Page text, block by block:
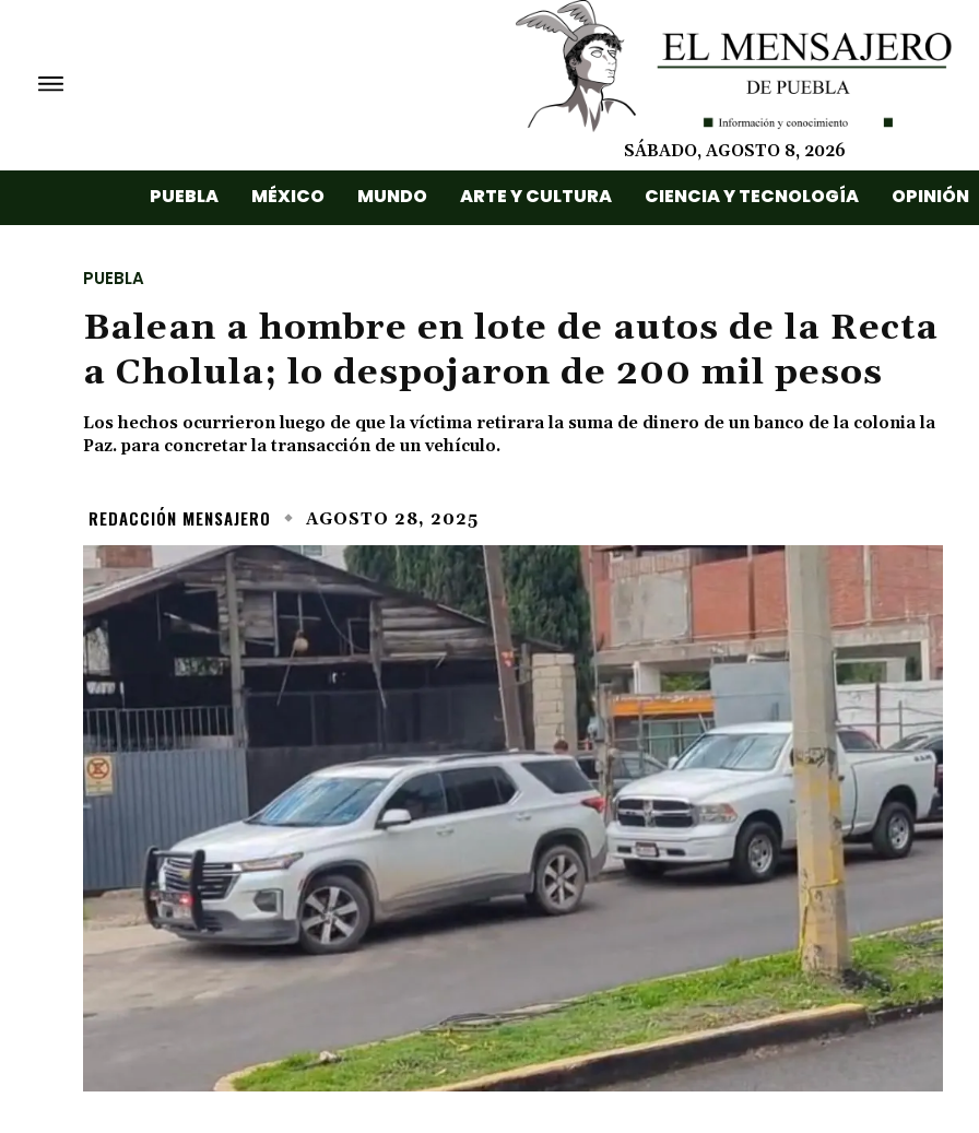
SÁBADO, AGOSTO 8, 2026
PUEBLA MÉXICO MUNDO ARTE Y CULTURA CIENCIA Y TECNOLOGÍA OPINIÓN
PUEBLA
Balean a hombre en lote de autos de la Recta
a Cholula; lo despojaron de 200 mil pesos
Los hechos ocurrieron luego de que la víctima retirara la suma de dinero de un banco de la colonia la
Paz. para concretar la transacción de un vehículo.
REDACCIÓN MENSAJERO AGOSTO 28, 2025